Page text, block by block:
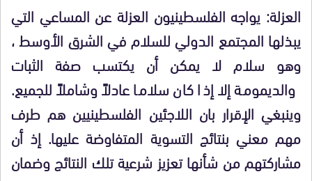
العزلة: يواجه الفلسطينيون العزلة عن المساعي التي
يبذلها المجتمع الدولي للسلام في الشرق الأوسط ،
وهو سلام لا يمكن أن يكتسب صفة الثبات
والديمومة إلا إذا كان سلاما عادلاً وشاملاً للجميع.
وينبغي الإقرار بان اللاجئين الفلسطينيين هم طرف
مهم معني بنتائج التسوية المتفاوضة عليها. إذ أن
مشاركتهم من شأنها تعزيز شرعية تلك النتائج وضمان